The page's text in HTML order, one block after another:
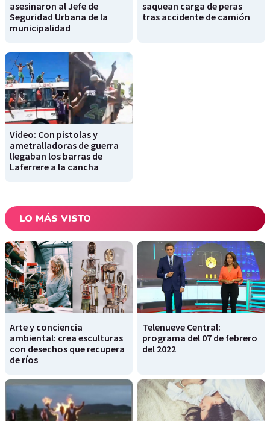
asesinaron al Jefe de
Seguridad Urbana de la
municipalidad
saquean carga de peras
tras accidente de camión
Video: Con pistolas y
ametralladoras de guerra
llegaban los barras de
Laferrere a la cancha
LO MÁS VISTO
Arte y conciencia
ambiental: crea esculturas
con desechos que recupera
de ríos
Telenueve Central:
programa del 07 de febrero
del 2022